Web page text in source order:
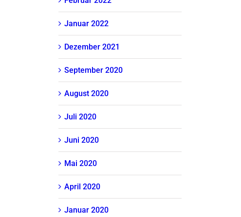
Januar 2022
Dezember 2021
September 2020
August 2020
Juli 2020
Juni 2020
Mai 2020
April 2020
Januar 2020